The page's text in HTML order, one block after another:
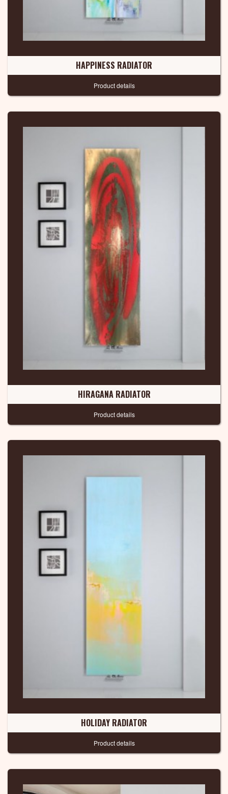
HAPPINESS RADIATOR
Product details
HIRAGANA RADIATOR
Product details
HOLIDAY RADIATOR
Product details